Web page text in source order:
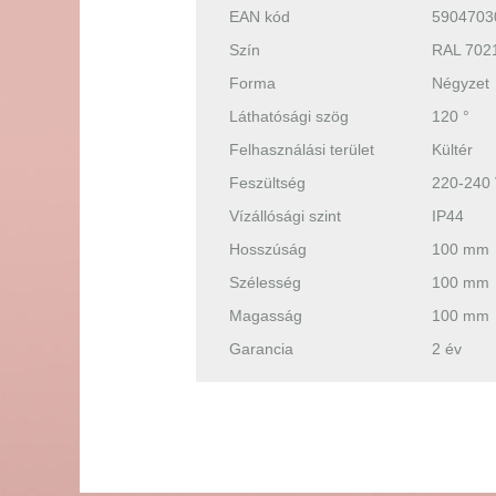
EAN kód
Szín
RAL 7021
Forma
Négyzet
Láthatósági szög
120 °
Felhasználási terület
Kültér
Feszültség
220-240
Vízállósági szint
IP44
Hosszúság
100 mm
Szélesség
100 mm
Magasság
100 mm
Garancia
2 év